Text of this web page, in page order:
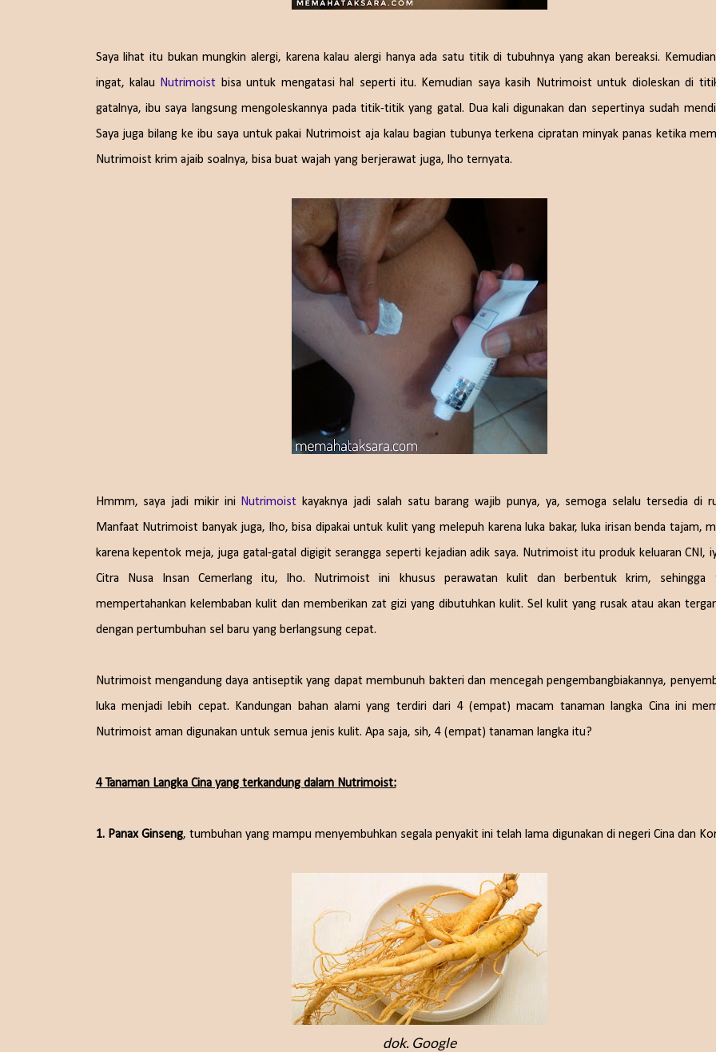
Saya lihat itu bukan mungkin alergi, karena kalau alergi hanya ada satu titik di tubuhnya yang akan bereaksi.
ingat, kalau
Nutrimoist bisa untuk mengatasi hal seperti itu. Kemudian saya kasih Nutrimoist untuk dioleskan di
gatalnya, ibu saya langsung mengoleskannya pada titik-titik yang gatal. Dua kali digunakan dan sepertinya sudah
Saya juga bilang ke ibu saya untuk pakai Nutrimoist aja kalau bagian tubunya terkena cipratan minyak panas ketika
Nutrimoist krim ajaib soalnya, bisa buat wajah yang berjerawat juga, lho ternyata.
Hmmm, saya jadi mikir ini Nutrimoist kayaknya jadi salah satu barang wajib punya, ya, semoga selalu tersedia di
Manfaat Nutrimoist banyak juga, lho, bisa dipakai untuk kulit yang melepuh karena luka bakar, luka irisan benda tajam,
karena kepentok meja, juga gatal-gatal digigit serangga seperti kejadian adik saya. Nutrimoist itu produk keluaran CNI,
Citra Nusa Insan Cemerlang itu, lho. Nutrimoist ini khusus perawatan kulit dan berbentuk krim, sehingga
mempertahankan kelembaban kulit dan memberikan zat gizi yang dibutuhkan kulit. Sel kulit yang rusak atau akan
dengan pertumbuhan sel baru yang berlangsung cepat.
Nutrimoist mengandung daya antiseptik yang dapat membunuh bakteri dan mencegah pengembangbiakannya,
luka menjadi lebih cepat. Kandungan bahan alami yang terdiri dari 4 (empat) macam tanaman langka Cina ini
Nutrimoist aman digunakan untuk semua jenis kulit. Apa saja, sih, 4 (empat) tanaman langka itu?
4 Tanaman Langka Cina yang terkandung dalam Nutrimoist:
1. Panax Ginseng, tumbuhan yang mampu menyembuhkan segala penyakit ini telah lama digunakan di negeri Cina dan
dok. Google